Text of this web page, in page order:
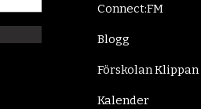
Connect:FM
Blogg
Förskolan Klippan
Kalender